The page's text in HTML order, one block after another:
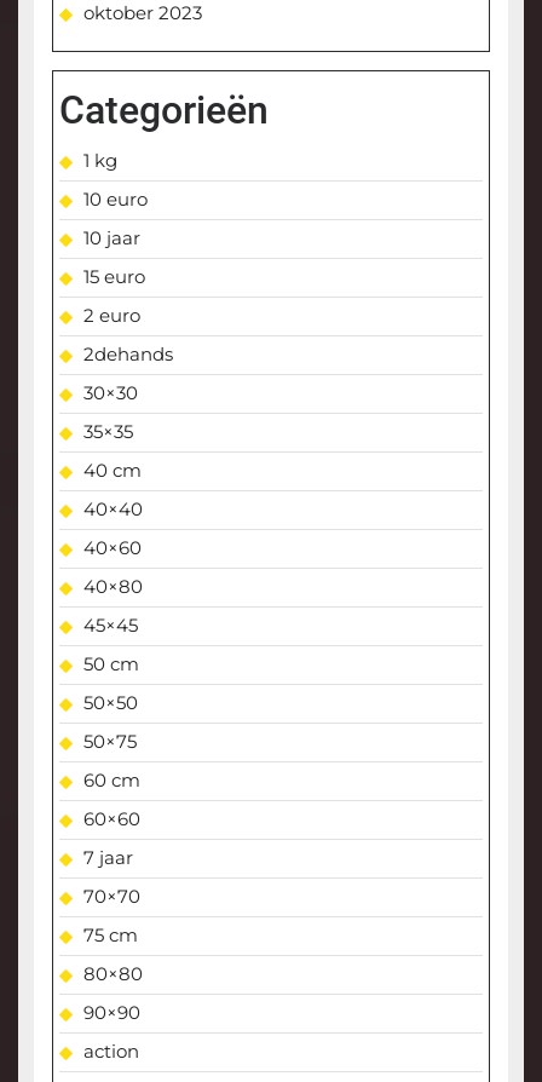
oktober 2023
Categorieën
1 kg
10 euro
10 jaar
15 euro
2 euro
2dehands
30×30
35×35
40 cm
40×40
40×60
40×80
45×45
50 cm
50×50
50×75
60 cm
60×60
7 jaar
70×70
75 cm
80×80
90×90
action